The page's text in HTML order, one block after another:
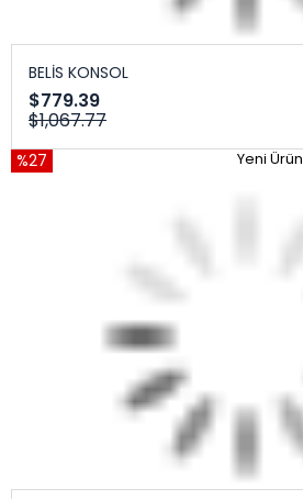
BELİS KONSOL
$779.39
$1,067.77
%27 Yeni Ürün